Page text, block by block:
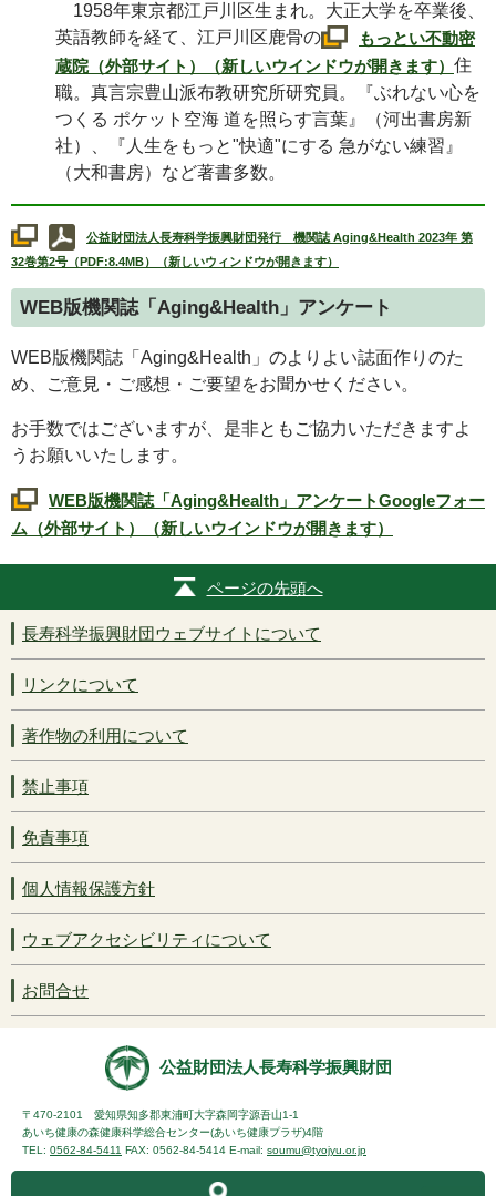
1958年東京都江戸川区生まれ。大正大学を卒業後、
英語教師を経て、江戸川区鹿骨の
もっとい不動密
蔵院（外部サイト）（新しいウインドウが開きます） 住
職。真言宗豊山派布教研究所研究員。『ぶれない心を
つくる ポケット空海 道を照らす言葉』（河出書房新
社）、『人生をもっと"快適"にする 急がない練習』
（大和書房）など著書多数。
公益財団法人長寿科学振興財団発行 機関誌 Aging&Health 2023年 第
32巻第2号（PDF:8.4MB）（新しいウィンドウが開きます）
WEB版機関誌「 Aging&Health 」アンケート
WEB版機関誌「 Aging&Health 」のよりよい誌面作りのた
め、ご意見・ご感想・ご要望をお聞かせください。
お手数ではございますが、是非ともご協力いただきますよ
うお願いいたします。
WEB版機関誌「Aging&Health 」アンケートGoogleフォー
ム（外部サイト）（新しいウインドウが開きます）
ページの先頭へ
長寿科学振興財団ウェブサイトについて
リンクについて
著作物の利用について
禁止事項
免責事項
個人情報保護方針
ウェブアクセシビリティについて
お問合せ
公益財団法人長寿科学振興財団
〒470-2101 愛知県知多郡東浦町大字森岡字源吾山1-1
あいち健康の森健康科学総合センター(あいち健康プラザ)4階
TEL: 0562-84-5411 FAX: 0562-84-5414 E-mail: soumu@tyojyu.or.jp